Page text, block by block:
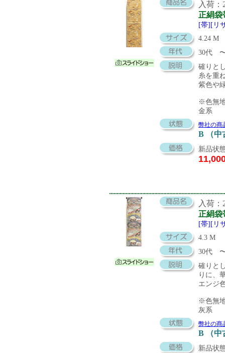
入荷：
正絹袋
[帯][リ
4.24 M
30代
確りと
糸を重
紫色や
※色無
金系
弊社の商
B （中
新品状
入荷：
正絹袋
[帯][リ
4.3 M
30代
確りと
りに、
エンジ
※色無
灰系
弊社の商
B （中
新品状